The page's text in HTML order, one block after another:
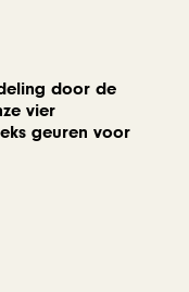
door de
vier
geuren voor